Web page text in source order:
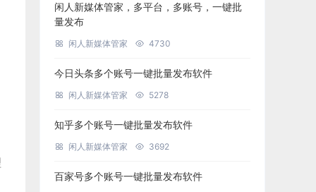
闲人新媒体管家，多平台，多账号，一键批
量发布
闲人新媒体管家 4730
今日头条多个账号一键批量发布软件
闲人新媒体管家 5278
知乎多个账号一键批量发布软件
闲人新媒体管家 3692
百家号多个账号一键批量发布软件